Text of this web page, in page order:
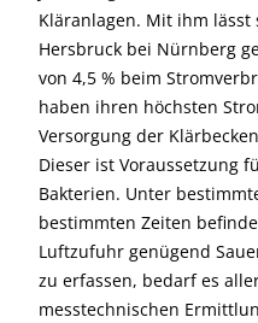
Kläranlagen. Mit ihm
Hersbruck bei Nürnberg
von 4,5 % beim
haben ihren höchsten
Versorgung der
Dieser ist Voraussetzung
Bakterien. Unter
bestimmten Zeiten
Luftzufuhr genügend
zu erfassen, bedarf es
messtechnischen